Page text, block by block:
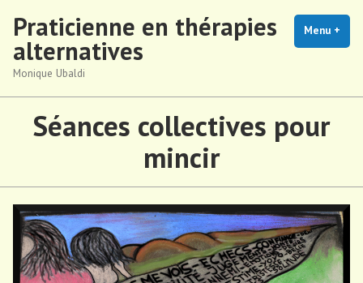
contenu
Praticienne en thérapies
alternatives
Monique Ubaldi
Menu +
Séances collectives pour
mincir